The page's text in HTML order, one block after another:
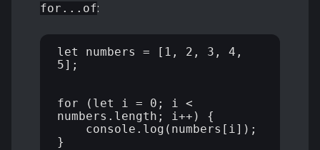
for...of:
let numbers = [1, 2, 3, 4,
5];
for (let i = 0; i <
numbers.length; i++) {
console.log(numbers[i]);
}